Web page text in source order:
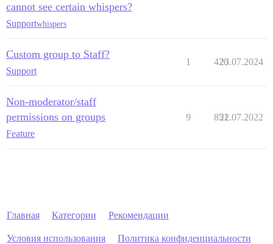
cannot see certain whispers?
Supportwhispers
Custom group to Staff?
Support
1 420
23.07.2024
Non-moderator/staff
permissions on groups
Feature
9 851
22.07.2022
Главная Категории Рекомендации
Условия использования Политика конфиденциальности